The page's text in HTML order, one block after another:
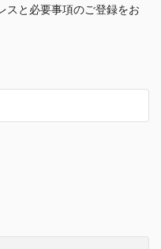
スと必要事項のご登録をお